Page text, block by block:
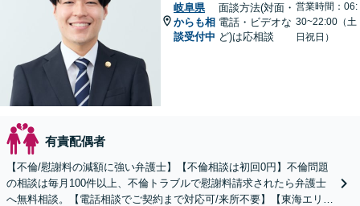
岐阜県
からも相
談受付中
面談方法(対面・
電話・ビデオな
ど)は応相談
営業時間：06:
30~22:00（土
日祝日）
有責配偶者
【不倫/慰謝料の減額に強い弁護士】【不倫相談は初回0円】不倫問題
の相談は毎月100件以上、不倫トラブルで慰謝料請求されたら弁護士
へ無料相談。【電話相談でご契約まで対応可/来所不要】【東海エリア